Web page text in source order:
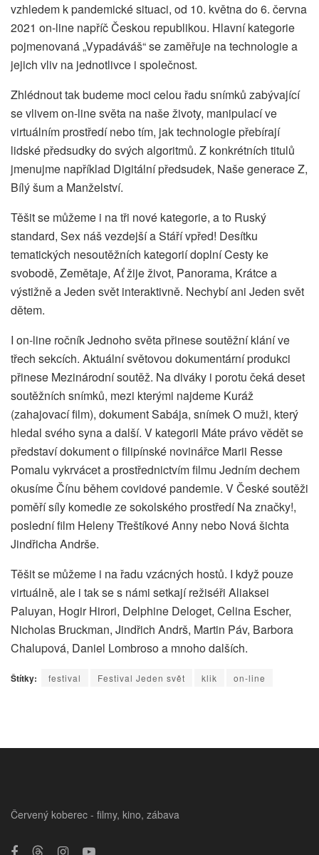
vzhledem k pandemické situaci, od 10. května do 6. června
2021 on-line napříč Českou republikou. Hlavní kategorie
pojmenovaná „Vypadáváš“ se zaměřuje na technologie a
jejich vliv na jednotlivce i společnost.
Zhlédnout tak budeme moci celou řadu snímků zabývající
se vlivem on-line světa na naše životy, manipulací ve
virtuálním prostředí nebo tím, jak technologie přebírají
lidské předsudky do svých algoritmů. Z konkrétních titulů
jmenujme například Digitální předsudek, Naše generace Z,
Bílý šum a Manželství.
Těšit se můžeme i na tři nové kategorie, a to Ruský
standard, Sex náš vezdejší a Stáří vpřed! Desítku
tematických nesoutěžních kategorií doplní Cesty ke
svobodě, Zemětaje, Ať žije život, Panorama, Krátce a
výstižně a Jeden svět interaktivně. Nechybí ani Jeden svět
dětem.
I on-line ročník Jednoho světa přinese soutěžní klání ve
třech sekcích. Aktuální světovou dokumentární produkci
přinese Mezinárodní soutěž. Na diváky i porotu čeká deset
soutěžních snímků, mezi kterými najdeme Kuráž
(zahajovací film), dokument Sabája, snímek O muži, který
hledal svého syna a další. V kategorii Máte právo vědět se
představí dokument o filipínské novinářce Marii Resse
Pomalu vykrvácet a prostřednictvím filmu Jedním dechem
okusíme Čínu během covidové pandemie. V České soutěži
poměří síly komedie ze sokolského prostředí Na značky!,
poslední film Heleny Třeštíkové Anny nebo Nová šichta
Jindřicha Andrše.
Těšit se můžeme i na řadu vzácných hostů. I když pouze
virtuálně, ale i tak se s námi setkají režiséři Aliaksei
Paluyan, Hogir Hirori, Delphine Deloget, Celina Escher,
Nicholas Bruckman, Jindřich Andrš, Martin Páv, Barbora
Chalupová, Daniel Lombroso a mnoho dalších.
Štítky: festival Festival Jeden svět klik on-line
Červený koberec - filmy, kino, zábava